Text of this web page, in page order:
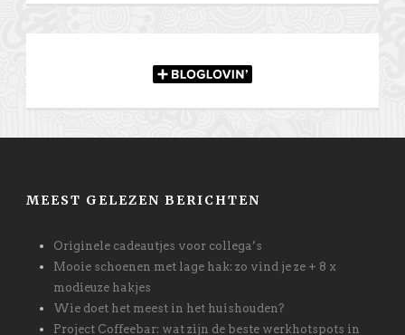
MEEST GELEZEN BERICHTEN
Originele cadeautjes voor collega’s
Mooie schoenen met lage hak: zo vind je ze + 8 x
modieuze hakjes
Wie doet het meest in het huishouden?
Project Coffeebar: wat zijn de beste werkhotspots in